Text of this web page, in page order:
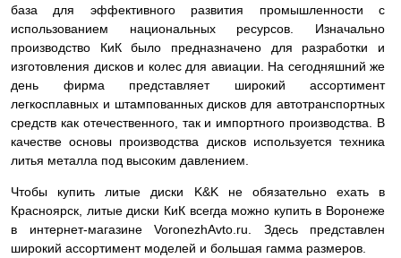
база для эффективного развития промышленности с
использованием национальных ресурсов. Изначально
производство КиК было предназначено для разработки и
изготовления дисков и колес для авиации. На сегодняшний же
день фирма представляет широкий ассортимент
легкосплавных и штампованных дисков для автотранспортных
средств как отечественного, так и импортного производства. В
качестве основы производства дисков используется техника
литья металла под высоким давлением.
Чтобы купить литые диски K&K не обязательно ехать в
Красноярск, литые диски КиК всегда можно купить в Воронеже
в интернет-магазине VoronezhAvto.ru. Здесь представлен
широкий ассортимент моделей и большая гамма размеров.